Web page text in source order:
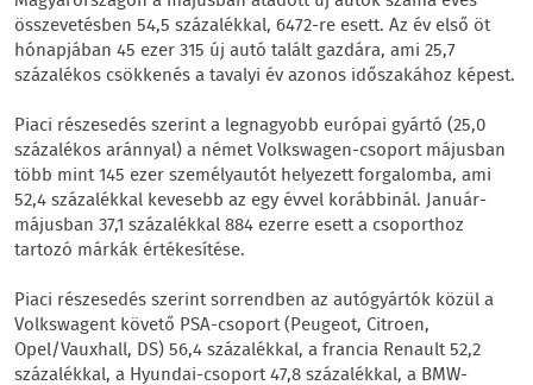
összevetésben 54,5 százalékkal, 6472-re esett. Az év első öt
hónapjában 45 ezer 315 új autó talált gazdára, ami 25,7
százalékos csökkenés a tavalyi év azonos időszakához képest.
Piaci részesedés szerint a legnagyobb európai gyártó (25,0
százalékos aránnyal) a német Volkswagen-csoport májusban
több mint 145 ezer személyautót helyezett forgalomba, ami
52,4 százalékkal kevesebb az egy évvel korábbinál. Január-
májusban 37,1 százalékkal 884 ezerre esett a csoporthoz
tartozó márkák értékesítése.
Piaci részesedés szerint sorrendben az autógyártók közül a
Volkswagent követő PSA-csoport (Peugeot, Citroen,
Opel/Vauxhall, DS) 56,4 százalékkal, a francia Renault 52,2
százalékkal, a Hyundai-csoport 47,8 százalékkal, a BMW-